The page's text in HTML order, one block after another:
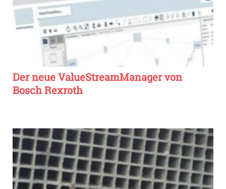
Der neue ValueStreamManager von
Bosch Rexroth